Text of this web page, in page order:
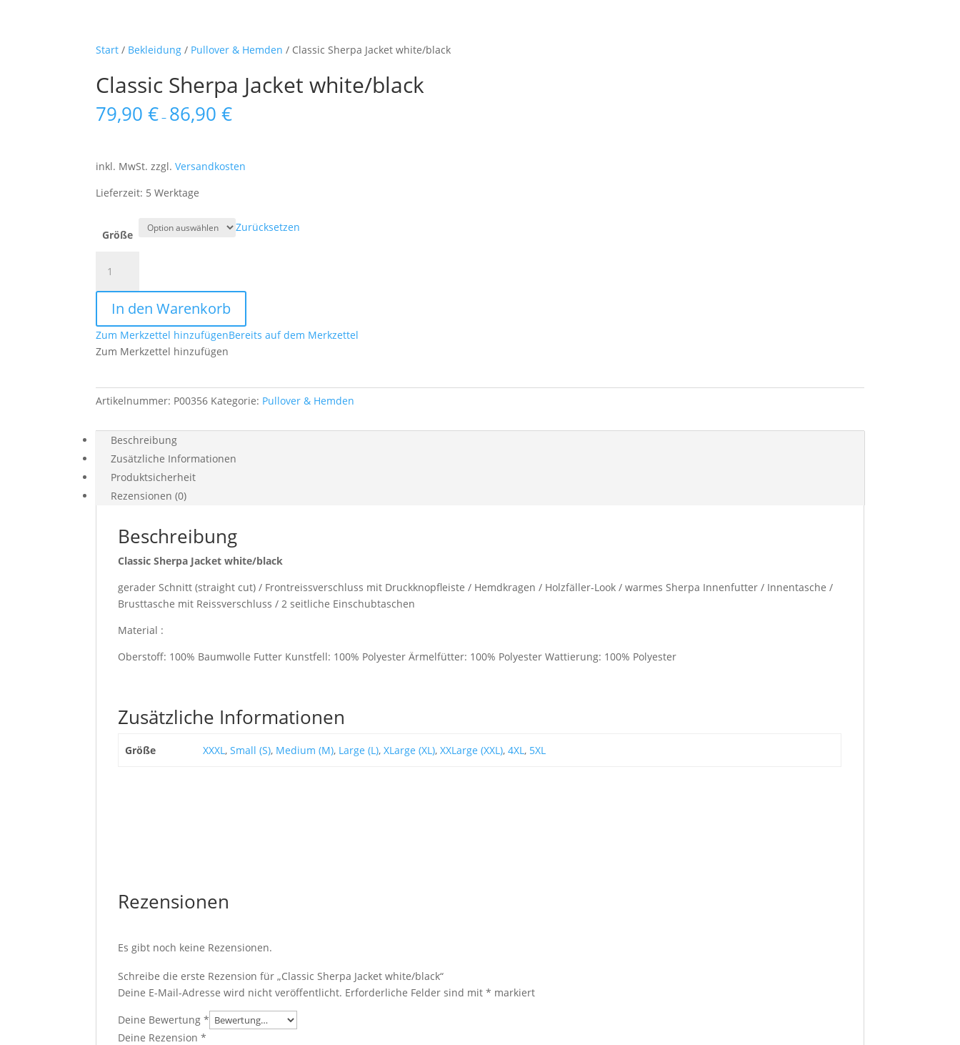
Start / Bekleidung / Pullover & Hemden / Classic Sherpa Jacket white/black
Classic Sherpa Jacket white/black
79,90€ – 86,90€
inkl. MwSt. zzgl.Versandkosten
Lieferzeit: 5 Werktage
Größe
Zurücksetzen
Sherpa
Jacket
white/black
Menge
In den Warenkorb
Zum Merkzettel hinzufügenBereits auf dem Merkzettel
Zum Merkzettel hinzufügen
Artikelnummer: P00356 Kategorie: Pullover & Hemden
Beschreibung
Zusätzliche Informationen
Produktsicherheit
Rezensionen (0)
Beschreibung
Classic Sherpa Jacket white/black
gerader Schnitt (straight cut) / Frontreissverschluss mit Druckknopfleiste / Hemdkragen / Holzfäller-Look / warmes Sherpa Innenfutter / Innentasche /
Brusttasche mit Reissverschluss / 2 seitliche Einschubtaschen
Material :
Oberstoff: 100% Baumwolle Futter Kunstfell: 100% Polyester Ärmelfütter: 100% Polyester Wattierung: 100% Polyester
Zusätzliche Informationen
Größe XXXL , Small (S), Medium (M), Large (L), XLarge (XL), XXLarge (XXL), 4XL , 5XL
Rezensionen
Es gibt noch keine Rezensionen.
Schreibe die erste Rezension für „Classic Sherpa Jacket white/black“
Deine E-Mail-Adresse wird nicht veröffentlicht. Erforderliche Felder sind mit* markiert
Deine Bewertung*
Deine Rezension*